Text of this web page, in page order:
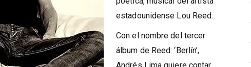
estadounidense Lou Reed.
Con el nombre del tercer
álbum de Reed: ‘Berlín’,